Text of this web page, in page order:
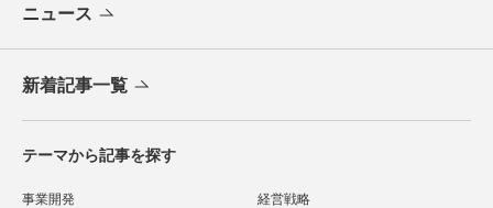
ニュース
新着記事一覧
テーマから記事を探す
事業開発 経営戦略